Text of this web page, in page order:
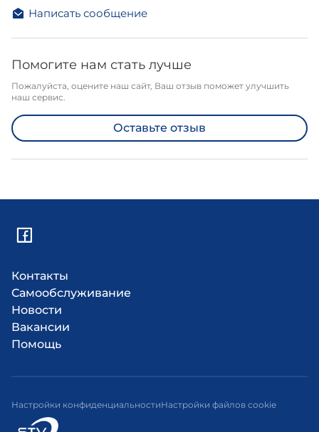
Телефон
Магазин
Новости
Написать сообщение
Помогите нам стать лучше
Пожалуйста, оцените наш сайт, Ваш отзыв поможет улучшить
наш сервис.
Оставьте отзыв
Контакты
Самообслуживание
Новости
Вакансии
Помощь
Настройки конфиденциальностиНастройки файлов cookie